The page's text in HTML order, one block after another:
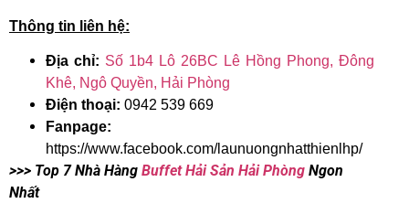
Thông tin liên hệ:
Địa chỉ: Số 1b4 Lô 26BC Lê Hồng Phong, Đông
Khê, Ngô Quyền, Hải Phòng
Điện thoại: 0942 539 669
Fanpage:
https://www.facebook.com/launuongnhatthienlhp/
>>> Top 7 Nhà Hàng Buffet Hải Sản Hải Phòng Ngon
Nhất